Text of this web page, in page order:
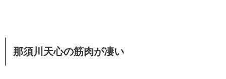
那須川天心の筋肉が凄い